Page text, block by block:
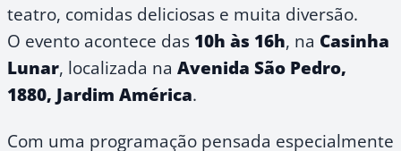
teatro, comidas deliciosas e muita diversão.
O evento acontece das 10h às 16h, na Casinha
Lunar, localizada na Avenida São Pedro,
1880, Jardim América.
Com uma programação pensada especialmente